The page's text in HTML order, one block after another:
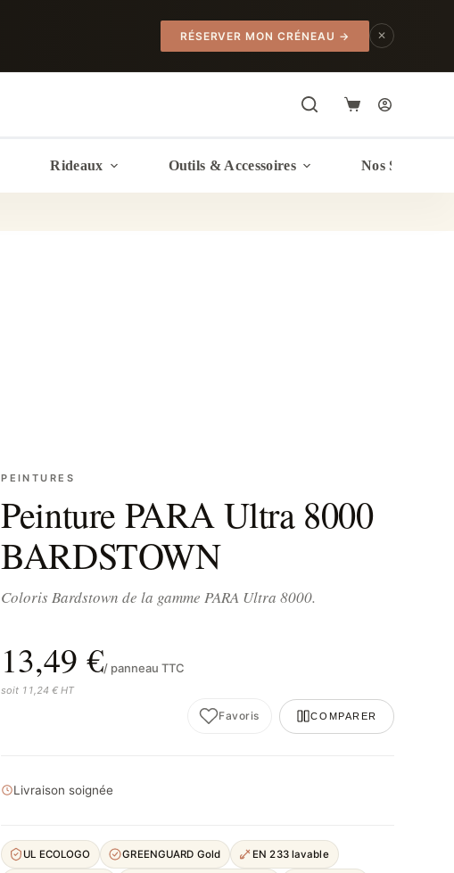
RÉSERVER MON CRÉNEAU → ✕
Panier
Rideaux Outils & Accessoires Nos Services
PEINTURES
Peinture PARA Ultra 8000
BARDSTOWN
Coloris Bardstown de la gamme PARA Ultra 8000.
13,49 €/ panneau TTC
soit 11,24 € HT
Favoris COMPARER
Livraison soignée
UL ECOLOGO GREENGUARD Gold EN 233 lavable